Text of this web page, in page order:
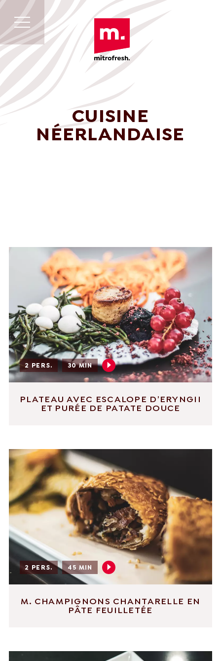
Français
English
Nederlands
Deutsch
Français
+31 174 245 543
sales@mitrofresh.com
CUISINE
NÉERLANDAISE
2 PERS. 30 MIN
PLATEAU AVEC ESCALOPE D’ERYNGII
ET PURÉE DE PATATE DOUCE
2 PERS. 45 MIN
M. CHAMPIGNONS CHANTARELLE EN
PÂTE FEUILLETÉE